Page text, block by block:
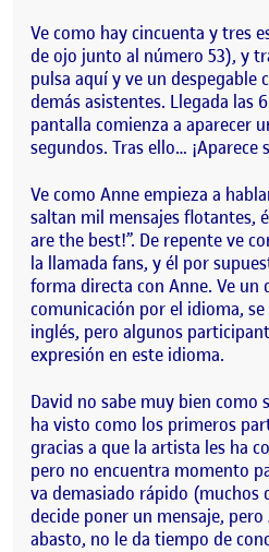
Ve como hay cincuenta y tres
de ojo junto al número 53), y
pulsa aquí y ve un despegable
demás asistentes. Llegada las
pantalla comienza a aparecer
segundos. Tras ello… ¡Aparece
Ve como Anne empieza a
saltan mil mensajes flotantes,
are the best!”. De repente ve
la llamada fans, y él por
forma directa con Anne. Ve
comunicación por el idioma,
inglés, pero algunos
expresión en este idioma.
David no sabe muy bien como
ha visto como los primeros
gracias a que la artista les ha
pero no encuentra momento
va demasiado rápido (muchos
decide poner un mensaje,
abasto, no le da tiempo de